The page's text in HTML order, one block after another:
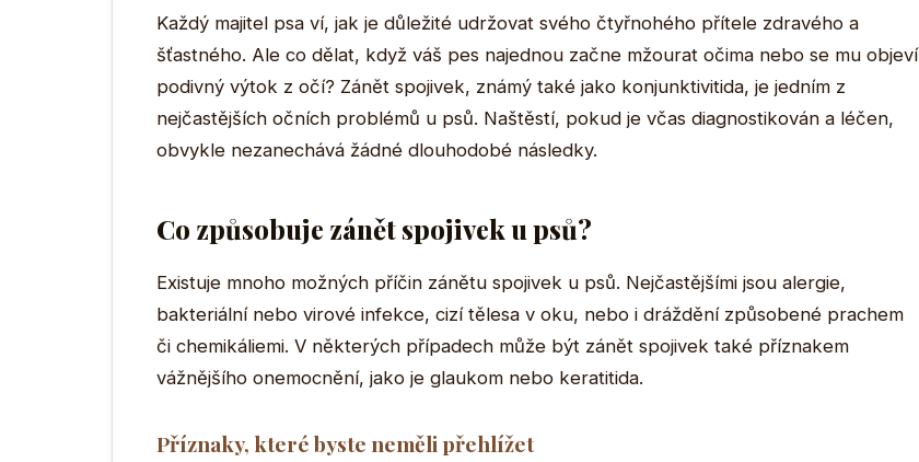
Každý majitel psa ví, jak je důležité udržovat svého čtyřnohého přítele zdravého a
šťastného. Ale co dělat, když váš pes najednou začne mžourat očima nebo se mu objeví
podivný výtok z očí? Zánět spojivek, známý také jako konjunktivitida, je jedním z
nejčastějších očních problémů u psů. Naštěstí, pokud je včas diagnostikován a léčen,
obvykle nezanechává žádné dlouhodobé následky.
Co způsobuje zánět spojivek u psů?
Existuje mnoho možných příčin zánětu spojivek u psů. Nejčastějšími jsou alergie,
bakteriální nebo virové infekce, cizí tělesa v oku, nebo i dráždění způsobené prachem
či chemikáliemi. V některých případech může být zánět spojivek také příznakem
vážnějšího onemocnění, jako je glaukom nebo keratitida.
Příznaky, které byste neměli přehlížet